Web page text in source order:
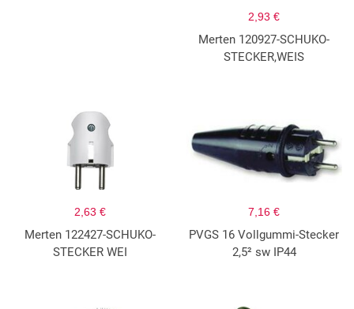
2,93 €
Merten 120927-SCHUKO-
STECKER,WEIS
2,63 €
Merten 122427-SCHUKO-
STECKER WEI
7,16 €
PVGS 16 Vollgummi-Stecker
2,5² sw IP44